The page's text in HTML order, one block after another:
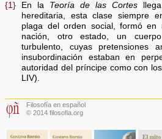
{1} En la Teoría de las Cortes
hereditaria, esta clase siempre
plaga del orden social, formó
nación, otro estado, un
turbulento, cuyas pretensiones
insubordinación estaban en
autoridad del príncipe como con
LIV).
Filosofía en español
© 2014 filosofia.org